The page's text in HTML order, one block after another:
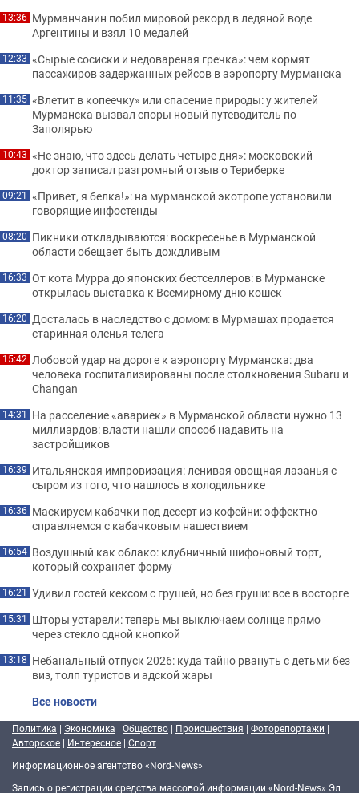
13:36 Мурманчанин побил мировой рекорд в ледяной воде
Аргентины и взял 10 медалей
12:33 «Сырые сосиски и недовареная гречка»: чем кормят
пассажиров задержанных рейсов в аэропорту Мурманска
11:35 «Влетит в копеечку» или спасение природы: у жителей
Мурманска вызвал споры новый путеводитель по
Заполярью
10:43 «Не знаю, что здесь делать четыре дня»: московский
доктор записал разгромный отзыв о Териберке
09:21 «Привет, я белка!»: на мурманской экотропе установили
говорящие инфостенды
08:20 Пикники откладываются: воскресенье в Мурманской
области обещает быть дождливым
16:33 От кота Мурра до японских бестселлеров: в Мурманске
открылась выставка к Всемирному дню кошек
16:20 Досталась в наследство с домом: в Мурмашах продается
старинная оленья телега
15:42 Лобовой удар на дороге к аэропорту Мурманска: два
человека госпитализированы после столкновения Subaru и
Changan
14:31 На расселение «авариек» в Мурманской области нужно 13
миллиардов: власти нашли способ надавить на
застройщиков
16:39 Итальянская импровизация: ленивая овощная лазанья с
сыром из того, что нашлось в холодильнике
16:36 Маскируем кабачки под десерт из кофейни: эффектно
справляемся с кабачковым нашествием
16:54 Воздушный как облако: клубничный шифоновый торт,
который сохраняет форму
16:21 Удивил гостей кексом с грушей, но без груши: все в восторге
15:31 Шторы устарели: теперь мы выключаем солнце прямо
через стекло одной кнопкой
13:18 Небанальный отпуск 2026: куда тайно рвануть с детьми без
виз, толп туристов и адской жары
Все новости
Политика | Экономика | Общество | Происшествия | Фоторепортажи |
Авторское | Интересное | Спорт
Информационное агентство «Nord-News»
Запись о регистрации средства массовой информации «Nord-News» Эл